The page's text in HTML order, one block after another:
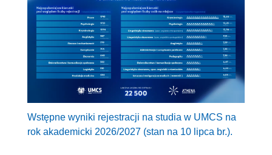
Wstępne wyniki rejestracji na studia w UMCS na
rok akademicki 2026/2027 (stan na 10 lipca br.).